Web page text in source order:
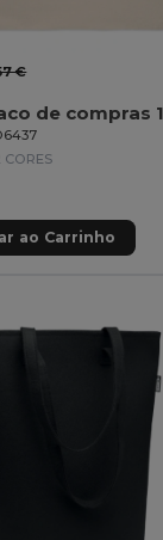
€
CORES
ao Carrinho